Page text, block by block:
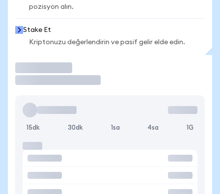
pozisyon alın.
Stake Et
Kriptonuzu değerlendirin ve pasif gelir elde edin.
15dk 30dk 1sa 4sa 1G